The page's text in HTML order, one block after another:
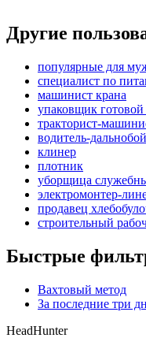
Другие
популярные для
специалист по
машинист крана
упаковщик
тракторист-
водитель-
клинер
плотник
уборщица
электромонтер-
продавец
строительный
Быстрые
Вахтовый метод
За последние три
HeadHunter